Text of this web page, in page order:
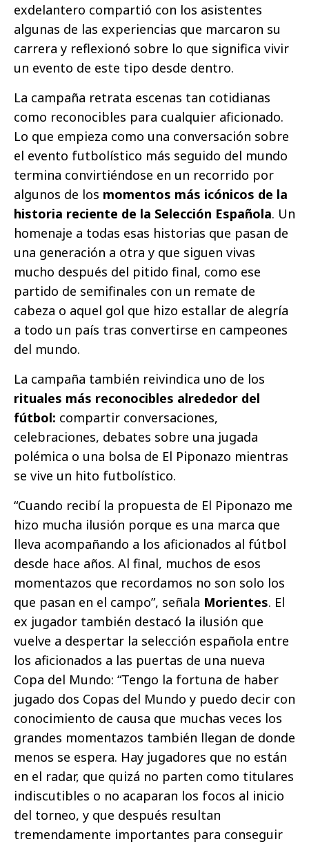
exdelantero compartió con los asistentes
algunas de las experiencias que marcaron su
carrera y reflexionó sobre lo que significa vivir
un evento de este tipo desde dentro.
La campaña retrata escenas tan cotidianas
como reconocibles para cualquier aficionado.
Lo que empieza como una conversación sobre
el evento futbolístico más seguido del mundo
termina convirtiéndose en un recorrido por
algunos de los momentos más icónicos de la
historia reciente de la Selección Española. Un
homenaje a todas esas historias que pasan de
una generación a otra y que siguen vivas
mucho después del pitido final, como ese
partido de semifinales con un remate de
cabeza o aquel gol que hizo estallar de alegría
a todo un país tras convertirse en campeones
del mundo.
La campaña también reivindica uno de los
rituales más reconocibles alrededor del
fútbol: compartir conversaciones,
celebraciones, debates sobre una jugada
polémica o una bolsa de El Piponazo mientras
se vive un hito futbolístico.
“Cuando recibí la propuesta de El Piponazo me
hizo mucha ilusión porque es una marca que
lleva acompañando a los aficionados al fútbol
desde hace años. Al final, muchos de esos
momentazos que recordamos no son solo los
que pasan en el campo”, señala Morientes. El
ex jugador también destacó la ilusión que
vuelve a despertar la selección española entre
los aficionados a las puertas de una nueva
Copa del Mundo: “Tengo la fortuna de haber
jugado dos Copas del Mundo y puedo decir con
conocimiento de causa que muchas veces los
grandes momentazos también llegan de donde
menos se espera. Hay jugadores que no están
en el radar, que quizá no parten como titulares
indiscutibles o no acaparan los focos al inicio
del torneo, y que después resultan
tremendamente importantes para conseguir